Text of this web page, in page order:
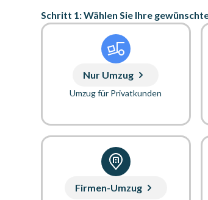
Schritt 1: Wählen Sie Ihre
Nur Umzug
Umzug für Privatkunden
Firmen-Umzug